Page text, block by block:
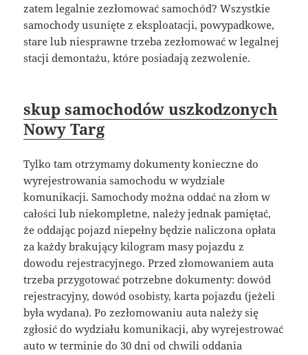
zatem legalnie zezłomować samochód? Wszystkie
samochody usunięte z eksploatacji, powypadkowe,
stare lub niesprawne trzeba zezłomować w legalnej
stacji demontażu, które posiadają zezwolenie.
skup samochodów uszkodzonych
Nowy Targ
Tylko tam otrzymamy dokumenty konieczne do
wyrejestrowania samochodu w wydziale
komunikacji. Samochody można oddać na złom w
całości lub niekompletne, należy jednak pamiętać,
że oddając pojazd niepełny będzie naliczona opłata
za każdy brakujący kilogram masy pojazdu z
dowodu rejestracyjnego. Przed złomowaniem auta
trzeba przygotować potrzebne dokumenty: dowód
rejestracyjny, dowód osobisty, karta pojazdu (jeżeli
była wydana). Po zezłomowaniu auta należy się
zgłosić do wydziału komunikacji, aby wyrejestrować
auto w terminie do 30 dni od chwili oddania